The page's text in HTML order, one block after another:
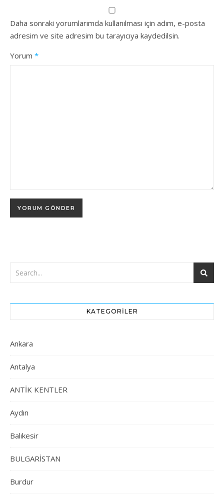
Daha sonraki yorumlarımda kullanılması için adım, e-posta
adresim ve site adresim bu tarayıcıya kaydedilsin.
Yorum *
KATEGORILER
Ankara
Antalya
ANTİK KENTLER
Aydın
Balıkesir
BULGARİSTAN
Burdur